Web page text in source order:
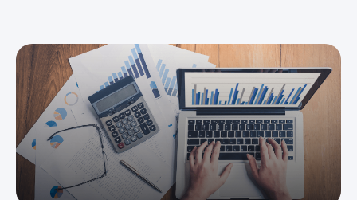
gratuit ET efficace ! Selon vos besoins, il […]